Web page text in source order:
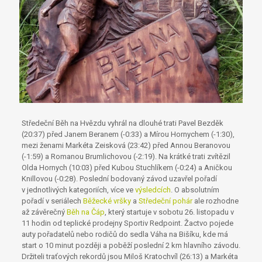
Středeční Běh na Hvězdu vyhrál na dlouhé trati Pavel Bezděk
(20:37) před Janem Beranem (-0:33) a Mírou Hornychem (-1:30),
mezi ženami Markéta Zeisková (23:42) před Annou Beranovou
(-1:59) a Romanou Brumlichovou (-2:19). Na krátké trati zvítězil
Olda Hornych (10:03) před Kubou Stuchlíkem (-0:24) a Aničkou
Knillovou (-0:28). Poslední bodovaný závod uzavřel pořadí
v jednotlivých kategoriích, více ve výsledcích . O absolutním
pořadí v seriálech Běžecké vrškya Středeční pohárale rozhodne
až závěrečný Běh na Čáp , který startuje v sobotu 26. listopadu v
11 hodin od teplické prodejny Sportiv Redpoint. Žactvo pojede
auty pořadatelů nebo rodičů do sedla Váha na Bišíku, kde má
start o 10 minut později a poběží poslední 2 km hlavního závodu.
Držiteli traťových rekordů jsou Miloš Kratochvíl (26:13) a Markéta